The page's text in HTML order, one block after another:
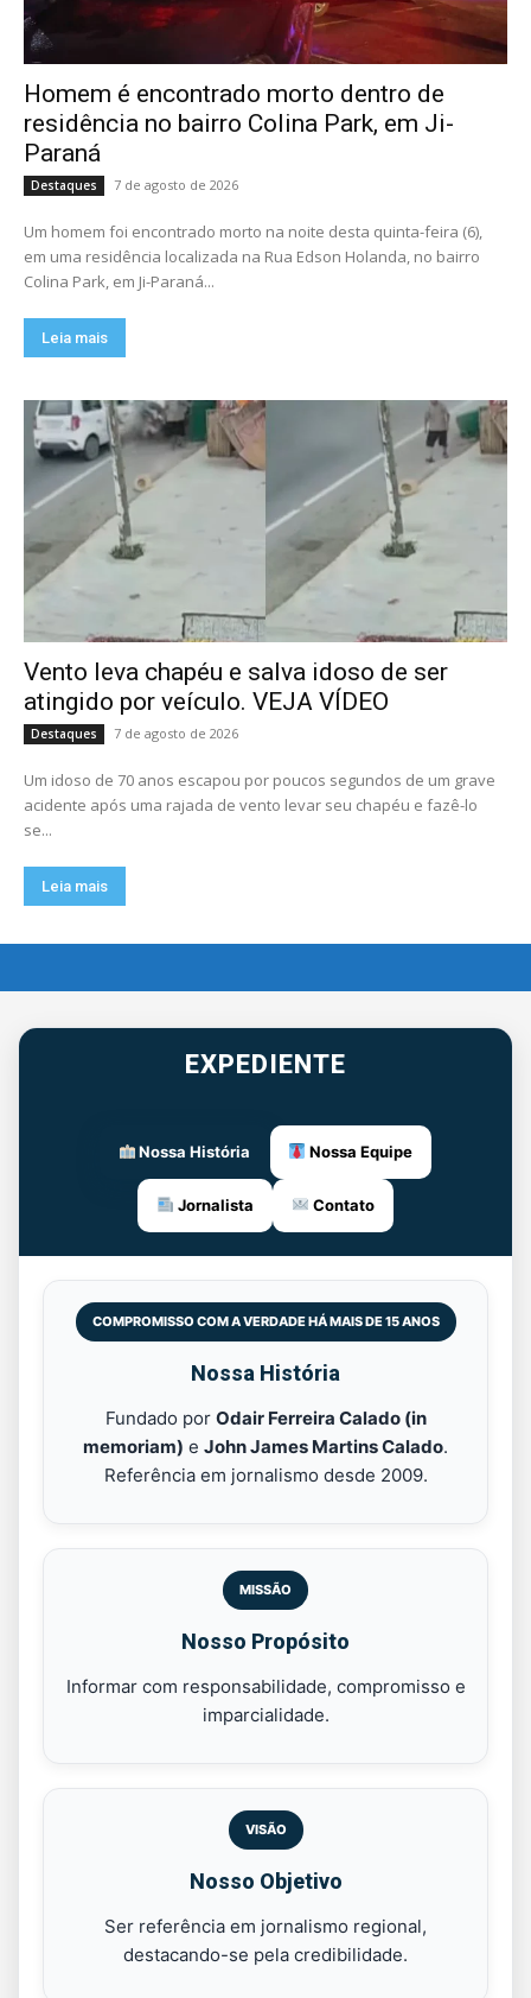
Homem é encontrado morto dentro de
residência no bairro Colina Park, em Ji-
Paraná
Destaques 7 de agosto de 2026
Um homem foi encontrado morto na noite desta quinta-feira (6),
em uma residência localizada na Rua Edson Holanda, no bairro
Colina Park, em Ji-Paraná...
Leia mais
Vento leva chapéu e salva idoso de ser
atingido por veículo. VEJA VÍDEO
Destaques 7 de agosto de 2026
Um idoso de 70 anos escapou por poucos segundos de um grave
acidente após uma rajada de vento levar seu chapéu e fazê-lo
se...
Leia mais
EXPEDIENTE
Nossa História Nossa Equipe
Jornalista Contato
COMPROMISSO COM A VERDADE HÁ MAIS DE 15 ANOS
Nossa História
Fundado por Odair Ferreira Calado (in
memoriam) e John James Martins Calado.
Referência em jornalismo desde 2009.
MISSÃO
Nosso Propósito
Informar com responsabilidade, compromisso e
imparcialidade.
VISÃO
Nosso Objetivo
Ser referência em jornalismo regional,
destacando-se pela credibilidade.